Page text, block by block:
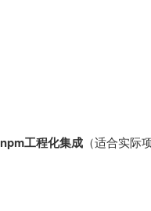
npm工程化集成 （适合实际